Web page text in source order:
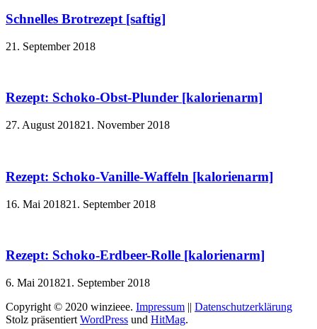
Schnelles Brotrezept [saftig]
21. September 2018
Rezept: Schoko-Obst-Plunder [kalorienarm]
27. August 201821. November 2018
Rezept: Schoko-Vanille-Waffeln [kalorienarm]
16. Mai 201821. September 2018
Rezept: Schoko-Erdbeer-Rolle [kalorienarm]
6. Mai 201821. September 2018
Copyright © 2020 winzieee. Impressum || Datenschutzerklärung
Stolz präsentiert WordPress und HitMag.